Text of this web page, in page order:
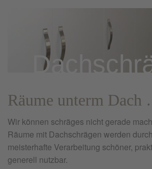
Räume unterm Dach
Wir können schräges nicht gerade
Räume mit Dachschrägen werden
meisterhafte Verarbeitung schöner,
generell nutzbar.